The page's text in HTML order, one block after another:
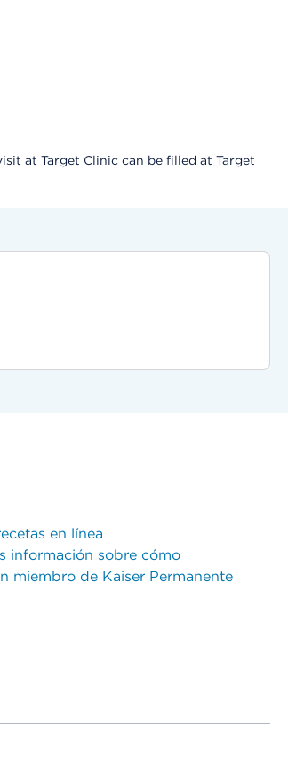
at Target Clinic can be filled at Target
en línea
información sobre cómo
miembro de Kaiser Permanente